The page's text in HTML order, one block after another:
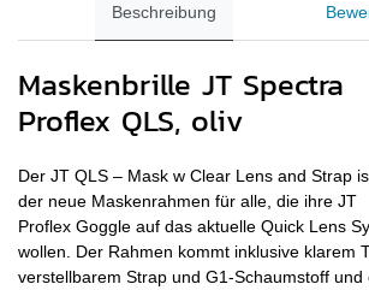
Beschreibung
Maskenbrille JT Spectra
Proflex QLS, oliv
Der JT QLS – Mask w Clear Lens and Strap
der neue Maskenrahmen für alle, die ihre JT
Proflex Goggle auf das aktuelle Quick Lens
wollen. Der Rahmen kommt inklusive klarem
verstellbarem Strap und G1-Schaumstoff und